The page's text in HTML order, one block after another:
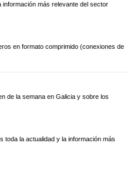
información más relevante del sector
en formato comprimido (conexiones de
de la semana en Galicia y sobre los
toda la actualidad y la información más